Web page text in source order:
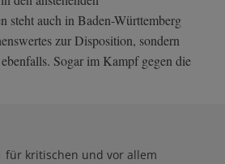
steht auch in Baden-Württemberg
zur Disposition, sondern
Sogar im Kampf gegen die
für kritischen und vor allem